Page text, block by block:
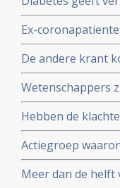
coronavirus -
en relevante
Ex-
procent van
mensen had
De andere krant
kritische artikelen
Wetenschappers
coronavirus -
Hebben de
wetenschappers
Actiegroep
mogelijkheid
standaard
Meer dan de helft